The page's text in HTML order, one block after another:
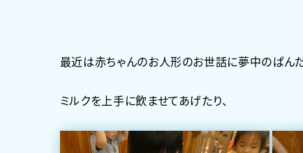
最近は赤ちゃんのお人形のお世話に夢中のぱんだ
ミルクを上手に飲ませてあげたり、